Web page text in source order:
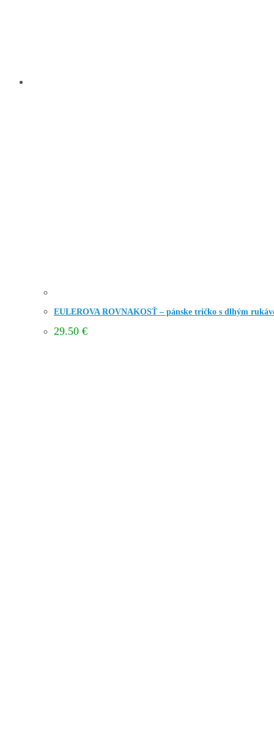
EULEROVA ROVNAKOSŤ – pánske tričko s dlhým
29.50 €